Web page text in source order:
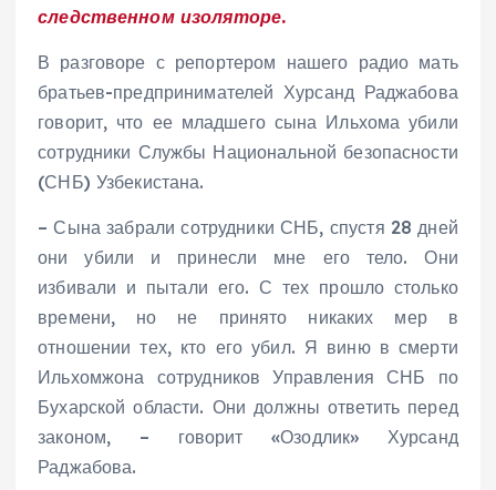
следственном изоляторе.
В разговоре с репортером нашего радио мать
братьев-предпринимателей Хурсанд Раджабова
говорит, что ее младшего сына Ильхома убили
сотрудники Службы Национальной безопасности
(СНБ) Узбекистана.
– Сына забрали сотрудники СНБ, спустя 28 дней
они убили и принесли мне его тело. Они
избивали и пытали его. С тех прошло столько
времени, но не принято никаких мер в
отношении тех, кто его убил. Я виню в смерти
Ильхомжона сотрудников Управления СНБ по
Бухарской области. Они должны ответить перед
законом, – говорит «Озодлик» Хурсанд
Раджабова.